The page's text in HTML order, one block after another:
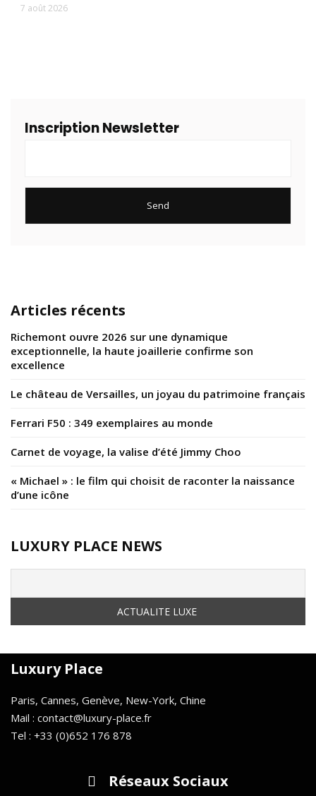
7 août 2026
Inscription Newsletter
Articles récents
Richemont ouvre 2026 sur une dynamique
exceptionnelle, la haute joaillerie confirme son
excellence
Le château de Versailles, un joyau du patrimoine français
Ferrari F50 : 349 exemplaires au monde
Carnet de voyage, la valise d’été Jimmy Choo
« Michael » : le film qui choisit de raconter la naissance
d’une icône
LUXURY PLACE NEWS
Luxury Place
Paris, Cannes, Genève, New-York, Chine
Mail : contact@luxury-place.fr
Tel : +33 (0)652 176 878
Réseaux Sociaux